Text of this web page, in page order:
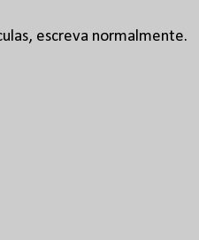
escreva normalmente.